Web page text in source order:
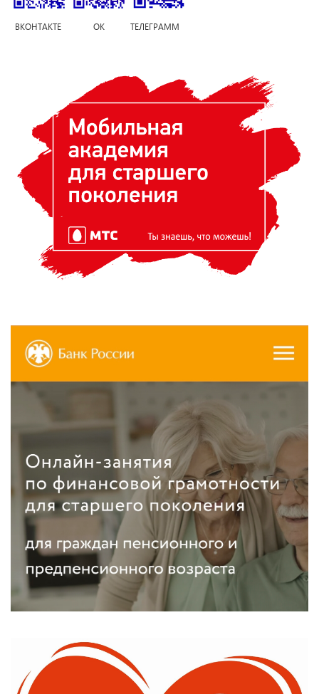
ВКОНТАКТЕ ОК ТЕЛЕГРАММ